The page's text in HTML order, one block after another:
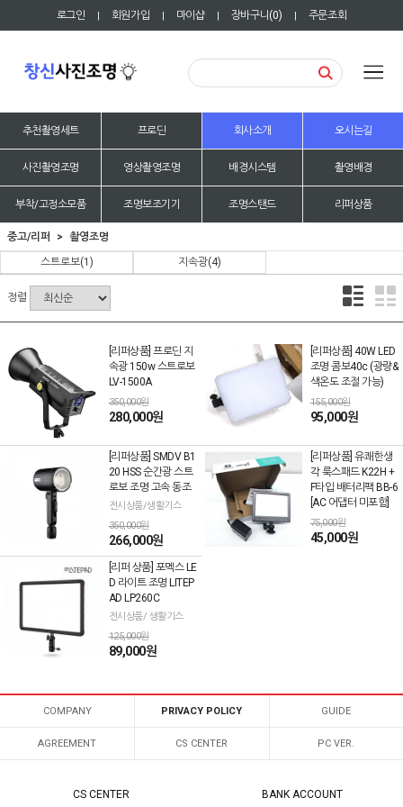
로그인 | 회원가입 | 마이샵 | 장바구니(0) | 주문조회
추천촬영세트 프로딘 회사소개 오시는길
사진촬영조명 영상촬영조명 배경시스템 촬영배경
부착/고정소모품 조명보조기기 조명스탠드 리퍼상품
중고/리퍼
촬영조명
스트로보(1) 지속광(4)
정렬
[리퍼상품] 프로딘 지
속광 150w 스트로보
LV-1500A
350,000원
280,000원
[리퍼상품] 40W LED
조명 콤보40c (광량&
색온도 조절 가능)
155,000원
95,000원
[리퍼상품] SMDV B1
20 HSS 순간광 스트
로보 조명 고속 동조
전시상품/생활기스
350,000원
266,000원
[리퍼상품] 유쾌한생
각 룩스패드 K22H +
F타입 배터리팩 BB-6
[AC 어댑터 미포함]
75,000원
45,000원
[리퍼 상품] 포멕스 LE
D 라이트 조명 LITEP
AD LP260C
전시상품/ 생활기스
125,000원
89,000원
COMPANY PRIVACY POLICY GUIDE
AGREEMENT CS CENTER PC VER.
CS CENTER BANK ACCOUNT